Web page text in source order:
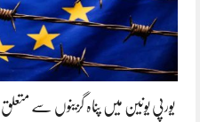
یورپی یونین میں پناہ گزینوں سے